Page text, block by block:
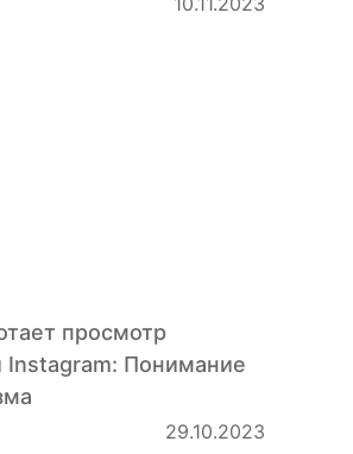
просмотр
Instagram: Понимание
29.10.2023